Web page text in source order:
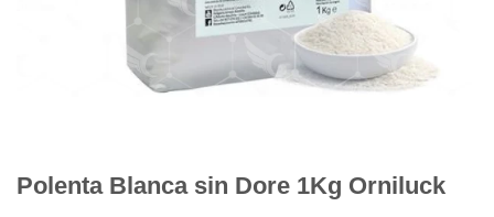
Polenta Blanca sin Dore 1Kg Orniluck